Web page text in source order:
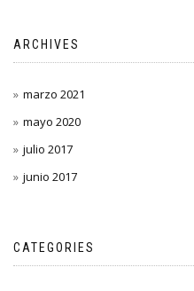
ARCHIVES
marzo 2021
mayo 2020
julio 2017
junio 2017
CATEGORIES